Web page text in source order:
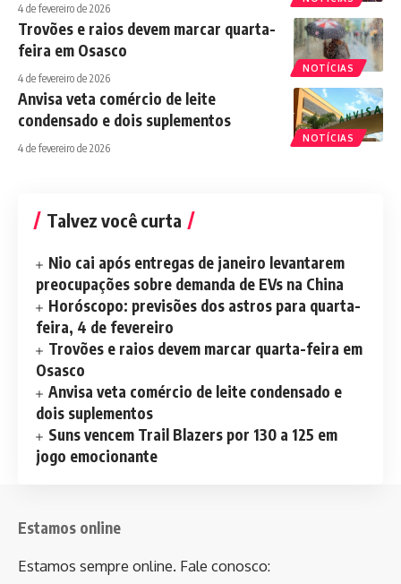
4 de fevereiro de 2026
NOTÍCIAS
Trovões e raios devem marcar quarta-
feira em Osasco
4 de fevereiro de 2026
NOTÍCIAS
Anvisa veta comércio de leite
condensado e dois suplementos
4 de fevereiro de 2026
Talvez você curta
Nio cai após entregas de janeiro levantarem
preocupações sobre demanda de EVs na China
Horóscopo: previsões dos astros para quarta-
feira, 4 de fevereiro
Trovões e raios devem marcar quarta-feira em
Osasco
Anvisa veta comércio de leite condensado e
dois suplementos
Suns vencem Trail Blazers por 130 a 125 em
jogo emocionante
Estamos online
Estamos sempre online. Fale conosco: